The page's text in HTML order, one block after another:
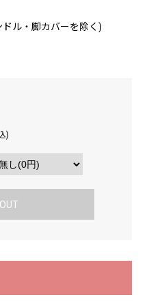
ル・脚カバーを除く)
)